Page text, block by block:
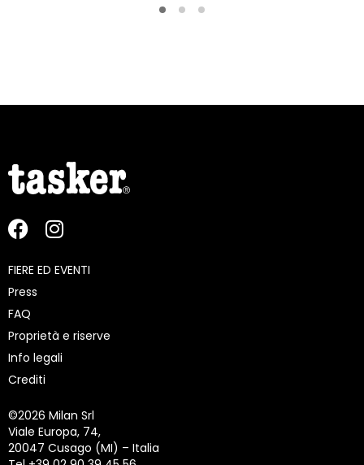
FIERE ED EVENTI
Press
FAQ
Proprietà e riserve
Info legali
Crediti
©2026 Milan Srl
Viale Europa, 74,
20047 Cusago (MI) – Italia